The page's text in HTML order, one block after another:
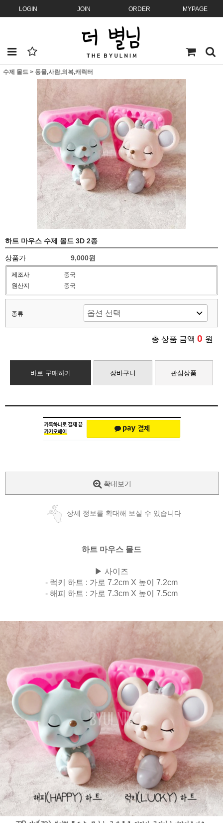
LOGIN JOIN ORDER MYPAGE
수제 몰드 > 동물,사람,의복,캐릭터
하트 마우스 수제 몰드 3D 2종
상품가 9,000원
제조사
중국
원산지
중국
종류
총 상품 금액 0 원
바로 구매하기 장바구니 관심상품
확대보기
상세 정보를 확대해 보실 수 있습니다
하트 마우스 몰드
▶ 사이즈
- 럭키 하트 : 가로 7.2cm X 높이 7.2cm
- 해피 하트 : 가로 7.3cm X 높이 7.5cm